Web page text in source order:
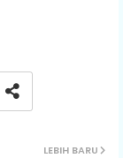
LEBIH BARU